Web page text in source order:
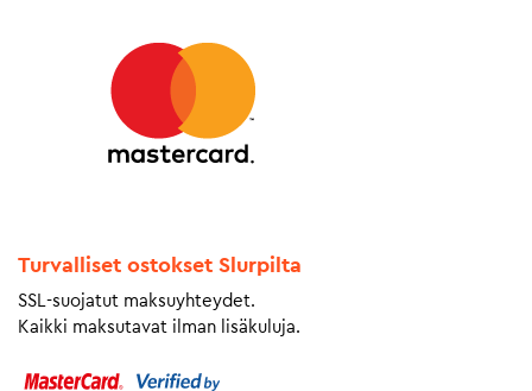
Turvalliset ostokset Slurpilta
SSL-suojatut maksuyhteydet.
Kaikki maksutavat ilman lisäkuluja.